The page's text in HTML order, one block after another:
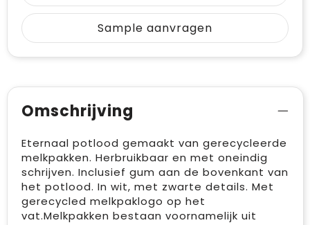
Sample aanvragen
Omschrijving
Eternaal potlood gemaakt van gerecycleerde
melkpakken. Herbruikbaar en met oneindig
schrijven. Inclusief gum aan de bovenkant van
het potlood. In wit, met zwarte details. Met
gerecycled melkpaklogo op het
vat.Melkpakken bestaan voornamelijk uit